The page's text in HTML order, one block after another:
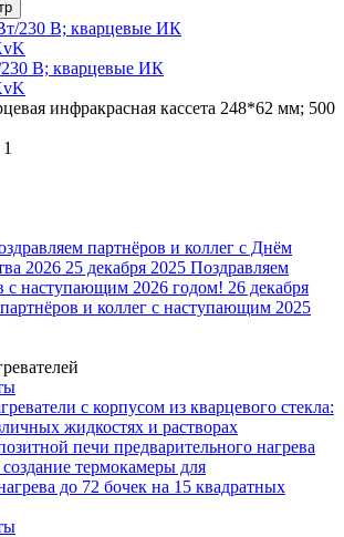
В; кварцевые ИК
инфракрасная кассета 248*62 мм; 500
партнёров и коллег с Днём
2026 25 декабря 2025 Поздравляем
с наступающим 2026 годом! 26 декабря
и коллег с наступающим 2025
с корпусом из кварцевого стекла:
жидкостях и растворах
печи предварительного нагрева
термокамеры для
до 72 бочек на 15 квадратных